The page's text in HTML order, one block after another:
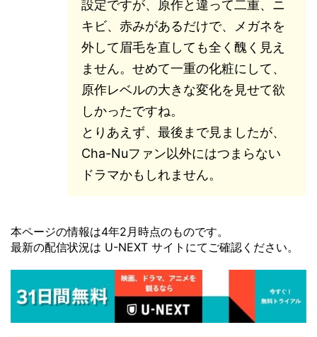
設定ですが、原作と違って二重、ニ
キビ、赤みがあるだけで、メガネを
外して眉毛を直しても全く醜く見え
ません。せめて一重の化粧にして、
原作レベルの大きな変化を見せて欲
しかったですね。
とりあえず、最後まで見ましたが、
Cha-Nuファン以外にはつまらない
ドラマかもしれません。
本ページの情報は4年2月時点のものです。
最新の配信状況は U-NEXT サイトにてご確認ください。